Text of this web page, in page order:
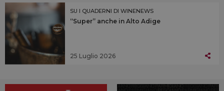
SU I QUADERNI DI WINENEWS
“Super” anche in Alto Adige
25 Luglio 2026